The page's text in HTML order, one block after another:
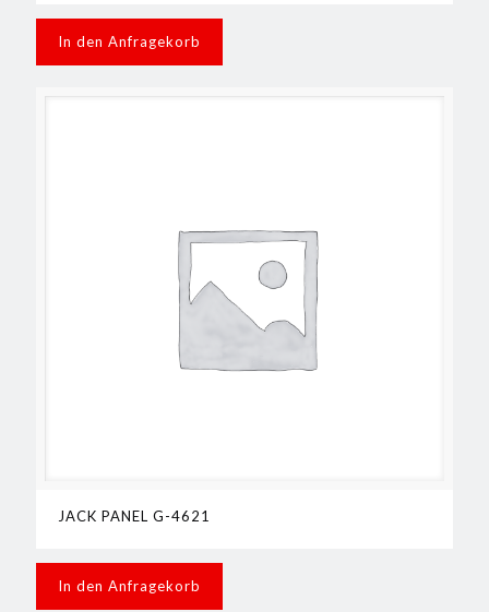
In den Anfragekorb
JACK PANEL G-4621
In den Anfragekorb